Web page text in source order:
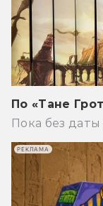
По «Тане
Пока без даты
РЕКЛАМА